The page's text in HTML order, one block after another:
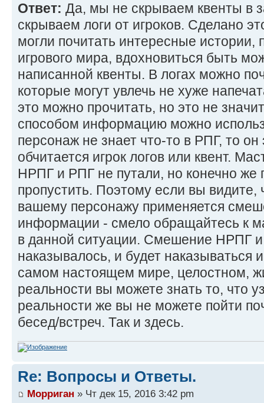
Ответ: Да, мы не скрываем квенты в
скрываем логи от игроков. Сделано
могли почитать интересные истории,
игрового мира, вдохновиться быть
написанной квенты. В логах можно
которые могут увлечь не хуже
это можно прочитать, но это не
способом информацию можно
персонаж не знает что-то в РПГ, то он
обчитается игрок логов или квент.
НРПГ и РПГ не путали, но конечно
пропустить. Поэтому если вы
вашему персонажу применяется
информации - смело обращайтесь к
в данной ситуации. Смешение НРПГ
наказывалось, и будет
самом настоящем мире, целостном,
реальности вы можете знать то, что
реальности же вы не можете пойти
бесед/встреч. Так и здесь.
Re: Вопросы и Ответы.
Морриган » Чт дек 15, 2016 3:42 pm